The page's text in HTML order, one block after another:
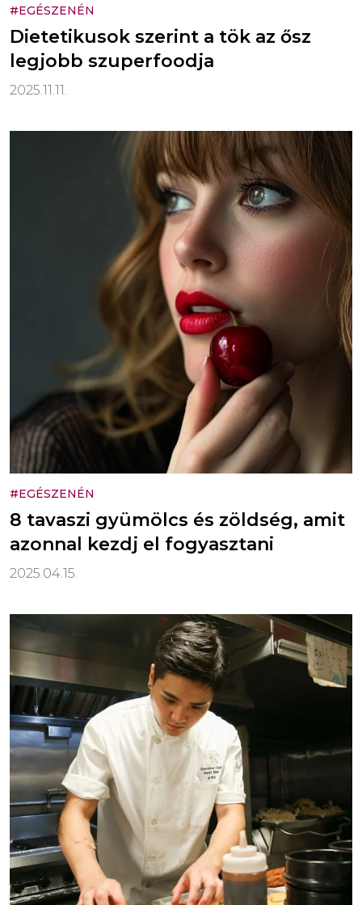
#EGÉSZENÉN
Dietetikusok szerint a tök az ősz
legjobb szuperfoodja
2025.11.11.
#EGÉSZENÉN
8 tavaszi gyümölcs és zöldség, amit
azonnal kezdj el fogyasztani
2025.04.15.